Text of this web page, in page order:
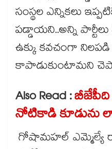
సంస్థల ఎన్నికలు
పడ్డాయని..అన్ని
ఉక్కు కవచంగా నిలపడి
కాపాడుకుంటామని
Also Read :బీజేపీది
నోటికాడి కూడును
గోషామహల్ ఎమ్మెల్యే